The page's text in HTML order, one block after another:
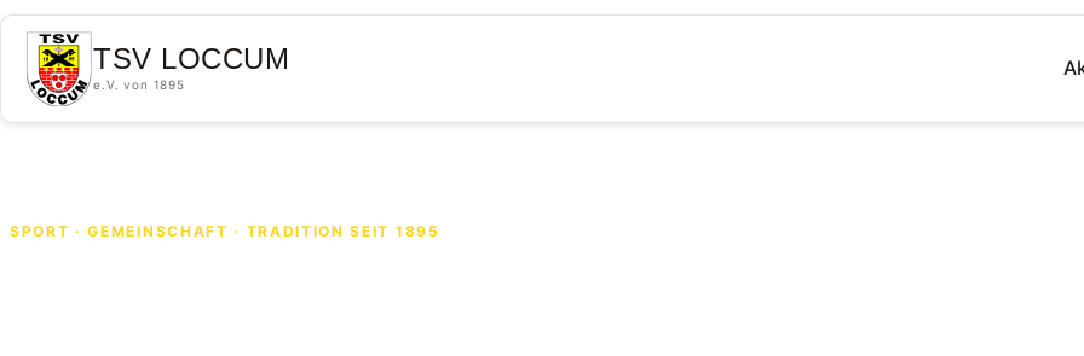
Skip to content
TSV LOCCUM
e.V. von 1895
SPORT · GEMEINSCHAFT · TRADITION SEIT 1895